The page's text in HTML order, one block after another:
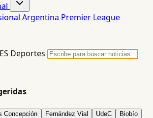
Argentina Premier League
Deportes
Concepción Fernández Vial UdeC Biobío